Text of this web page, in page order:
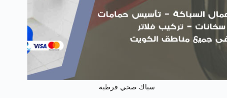
سباك صحي قرطبة